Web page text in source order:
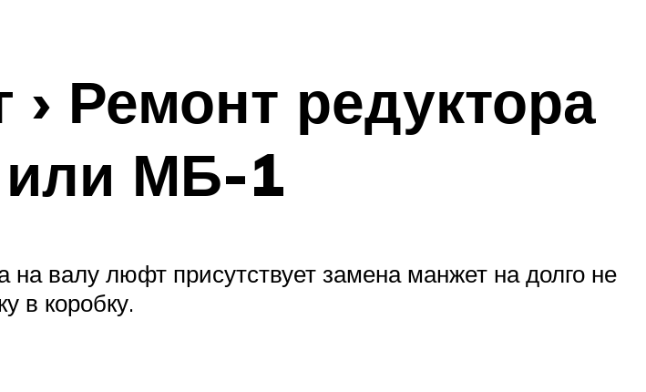
Ремонт редуктора
или МБ-1
валу люфт присутствует замена манжет на долго не
в коробку.